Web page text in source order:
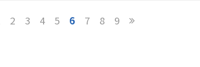
2 3 4 5 6 7 8 9